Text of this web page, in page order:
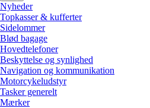
Nyheder
Topkasser & kufferter
Sidelommer
Blød bagage
Hovedtelefoner
Beskyttelse og synlighed
Navigation og kommunikation
Motorcykeludstyr
Tasker generelt
Mærker